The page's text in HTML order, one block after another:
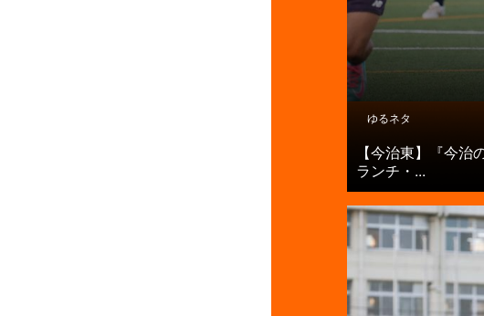
ゆるネタ
【今治東】『今
ランチ・...